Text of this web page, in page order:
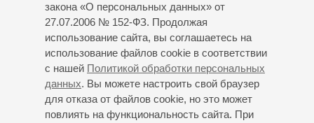
закона «О персональных данных» от
27.07.2006 № 152-ФЗ. Продолжая
использование сайта, вы соглашаетесь на
использование файлов cookie в соответствии
с нашей Политикой обработки персональных
данных. Вы можете настроить свой браузер
для отказа от файлов cookie, но это может
повлиять на функциональность сайта. При